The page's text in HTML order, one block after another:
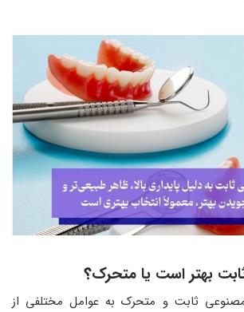
بهتر است یا متحرک؟
ثابت و متحرک به عوامل مختلفی از